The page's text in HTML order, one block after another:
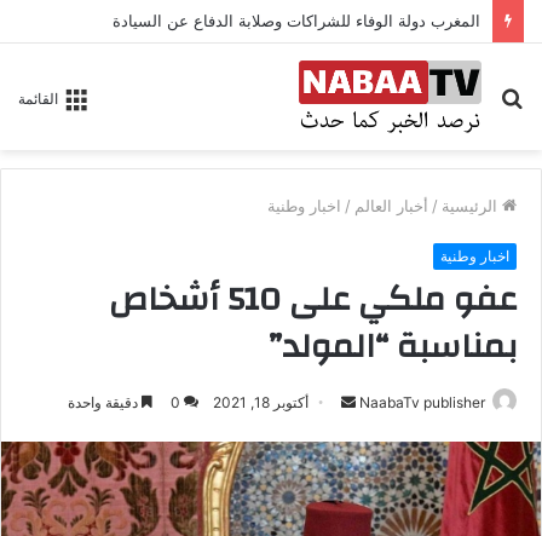
المغرب دولة الوفاء للشراكات وصلابة الدفاع عن السيادة
القائمة
بحث
عن
الرئيسية / أخبار العالم / اخبار وطنية
اخبار وطنية
عفو ملكي على 510 أشخاص
بمناسبة “المولد”
NaabaTv publisher
س
ل
أكتوبر 18, 2021 0 دقيقة واحدة